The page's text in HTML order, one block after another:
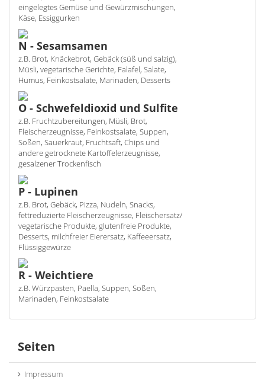
eingelegtes Gemüse und Gewürzmischungen,
Käse, Essiggurken
N - Sesamsamen
z.B. Brot, Knäckebrot, Gebäck (süß und salzig),
Müsli, vegetarische Gerichte, Falafel, Salate,
Humus, Feinkostsalate, Marinaden, Desserts
O - Schwefeldioxid und Sulfite
z.B. Fruchtzubereitungen, Müsli, Brot,
Fleischerzeugnisse, Feinkostsalate, Suppen,
Soßen, Sauerkraut, Fruchtsaft, Chips und
andere getrocknete Kartoffelerzeugnisse,
gesalzener Trockenfisch
P - Lupinen
z.B. Brot, Gebäck, Pizza, Nudeln, Snacks,
fettreduzierte Fleischerzeugnisse, Fleischersatz/
vegetarische Produkte, glutenfreie Produkte,
Desserts, milchfreier Eierersatz, Kaffeeersatz,
Flüssiggewürze
R - Weichtiere
z.B. Würzpasten, Paella, Suppen, Soßen,
Marinaden, Feinkostsalate
Seiten
Impressum